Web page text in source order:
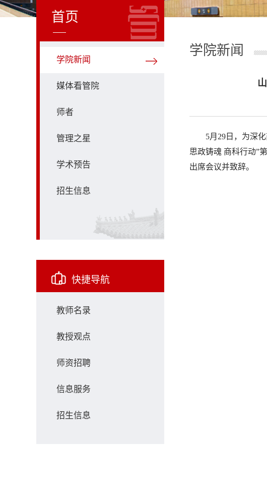
首页
学院新闻
媒体看管院
师者
管理之星
学术预告
招生信息
快捷导航
教师名录
教授观点
师资招聘
信息服务
招生信息
学院新闻
5月29日，为深
思政铸魂 商科行动”
出席会议并致辞。